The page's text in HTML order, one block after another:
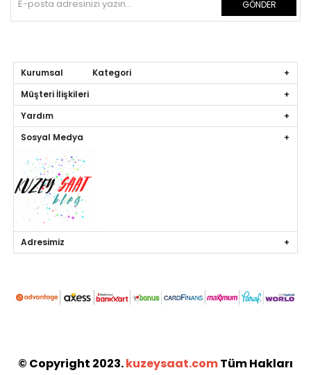
GÖNDER
Kurumsal Kategori
Müşteri İlişkileri
Yardım
Sosyal Medya
Adresimiz
© Copyright 2023.kuzeysaat.comTüm Hakları